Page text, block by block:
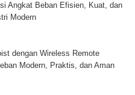
Angkat Beban Efisien, Kuat, dan
Modern
dengan Wireless Remote
Modern, Praktis, dan Aman